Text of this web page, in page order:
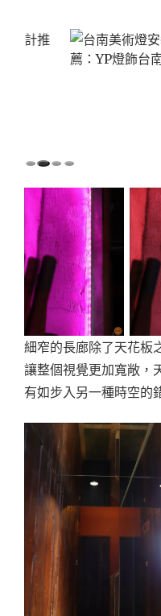
細窄的長廊除了天花板
讓整個視覺更加寬敞，
有如步入另一種時空的